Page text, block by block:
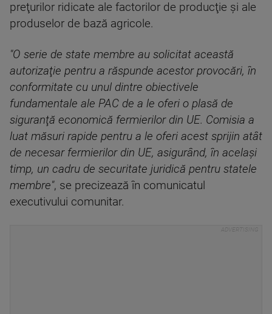
preţurilor ridicate ale factorilor de producţie şi ale
produselor de bază agricole.
"O serie de state membre au solicitat această
autorizaţie pentru a răspunde acestor provocări, în
conformitate cu unul dintre obiectivele
fundamentale ale PAC de a le oferi o plasă de
siguranţă economică fermierilor din UE. Comisia a
luat măsuri rapide pentru a le oferi acest sprijin atât
de necesar fermierilor din UE, asigurând, în acelaşi
timp, un cadru de securitate juridică pentru statele
membre", se precizează în comunicatul
executivului comunitar.